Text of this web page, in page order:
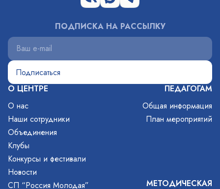
О ЦЕНТРЕ
О нас
Наши сотрудники
Объединения
Клубы
Конкурсы и фестивали
Новости
СП “Россия Молодая”
ПЕДАГОГАМ
Общая информация
План мероприятий
МЕТОДИЧЕСКАЯ
ПОДПИСКА НА РАССЫЛКУ